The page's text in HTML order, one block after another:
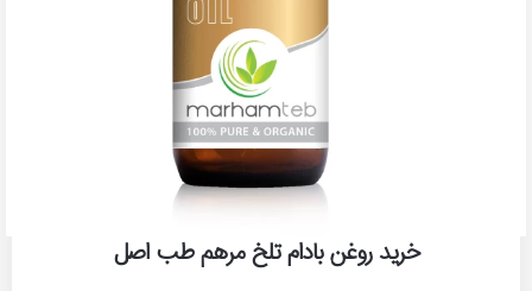
خرید روغن بادام تلخ مرهم طب اصل